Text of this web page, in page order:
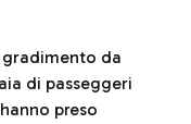
gradimento da
di passeggeri
preso